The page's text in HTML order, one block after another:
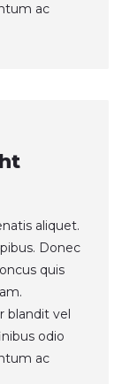
ac
aliquet.
Donec
quis
blandit vel
odio
ac